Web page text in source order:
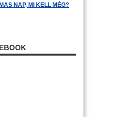
NAP, MI KELL MÉG?